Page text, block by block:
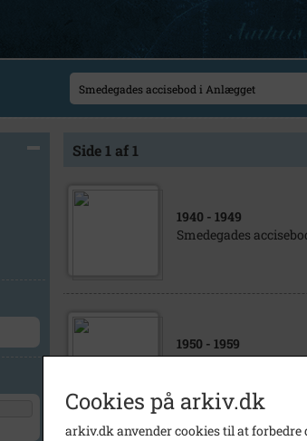
Side 1 af 1
1940 - 1949
Smedegades
1950 - 1959
Smedegades
Cookies på arkiv.dk
arkiv.dk anvender cookies til at